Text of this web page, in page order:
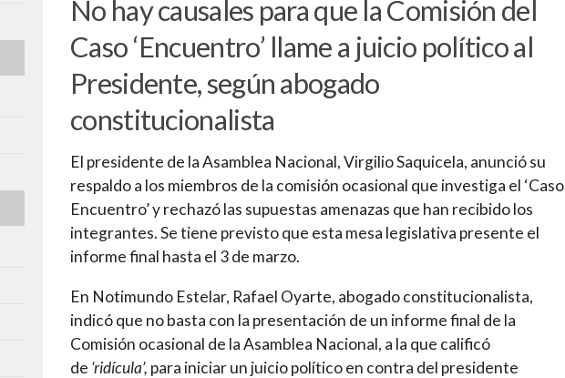
No hay causales para que la Comisión del
Caso ‘Encuentro’ llame a juicio político al
Presidente, según abogado
constitucionalista
El presidente de la Asamblea Nacional, Virgilio Saquicela, anunció su
respaldo a los miembros de la comisión ocasional que investiga el ‘Caso
Encuentro’ y rechazó las supuestas amenazas que han recibido los
integrantes. Se tiene previsto que esta mesa legislativa presente el
informe final hasta el 3 de marzo.
En Notimundo Estelar, Rafael Oyarte, abogado constitucionalista,
indicó que no basta con la presentación de un informe final de la
Comisión ocasional de la Asamblea Nacional, a la que calificó
de ‘ridícula’, para iniciar un juicio político en contra del presidente